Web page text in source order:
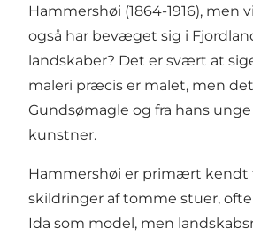
Hammershøi (1864-1916), men
også har bevæget sig i
landskaber? Det er svært at
maleri præcis er malet, men det
Gundsømagle og fra hans
kunstner.
Hammershøi er primært kendt
skildringer af tomme stuer,
Ida som model, men